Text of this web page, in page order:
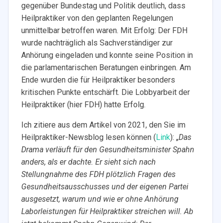
gegenüber Bundestag und Politik deutlich, dass
Heilpraktiker von den geplanten Regelungen
unmittelbar betroffen waren. Mit Erfolg: Der FDH
wurde nachträglich als Sachverständiger zur
Anhörung eingeladen und konnte seine Position in
die parlamentarischen Beratungen einbringen. Am
Ende wurden die für Heilpraktiker besonders
kritischen Punkte entschärft. Die Lobbyarbeit der
Heilpraktiker (hier FDH) hatte Erfolg.
Ich zitiere aus dem Artikel von 2021, den Sie im
Heilpraktiker-Newsblog lesen können (Link): „Das
Drama verläuft für den Gesundheitsminister Spahn
anders, als er dachte. Er sieht sich nach
Stellungnahme des FDH plötzlich Fragen des
Gesundheitsausschusses und der eigenen Partei
ausgesetzt, warum und wie er ohne Anhörung
Laborleistungen für Heilpraktiker streichen will. Ab